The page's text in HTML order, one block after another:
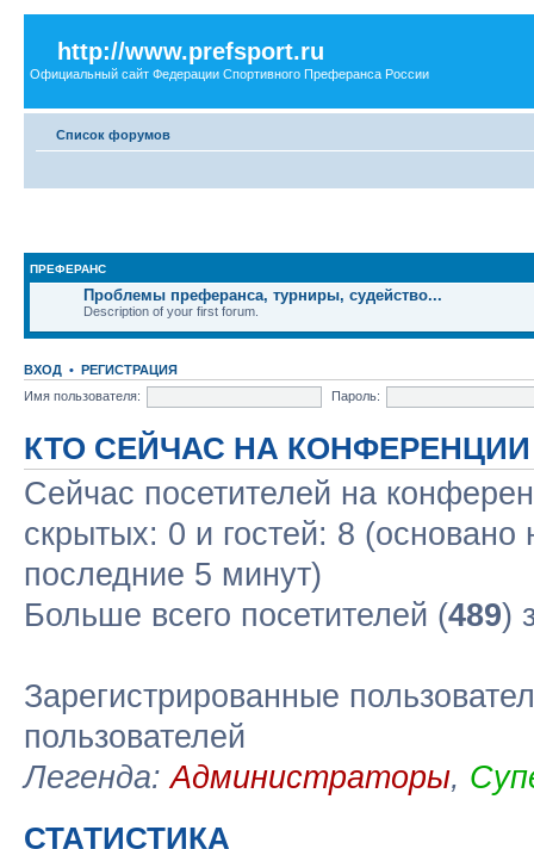
http://www.prefsport.ru
Официальный сайт Федерации Спортивного Преферанса России
Список форумов
ПРЕФЕРАНС
Проблемы преферанса, турниры, судейство...
Description of your first forum.
ВХОД • РЕГИСТРАЦИЯ
Имя пользователя:
Пароль:
КТО СЕЙЧАС НА КОНФЕРЕНЦИИ
Сейчас посетителей на
скрытых: 0 и гостей: 8 (основано
последние 5 минут)
Больше всего посетителей (489)
Зарегистрированные
пользователей
Легенда:Администраторы,
СТАТИСТИКА